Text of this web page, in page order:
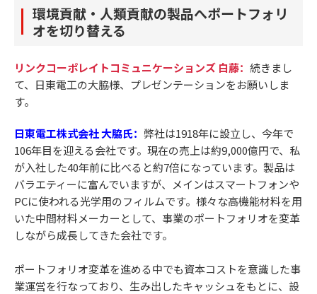
環境貢献・人類貢献の製品へポートフォリ
オを切り替える
リンクコーポレイトコミュニケーションズ 白藤： 続きまし
て、日東電工の大脇様、プレゼンテーションをお願いしま
す。
日東電工株式会社 大脇氏： 弊社は1918年に設立し、今年で
106年目を迎える会社です。現在の売上は約9,000億円で、私
が入社した40年前に比べると約7倍になっています。製品は
バラエティーに富んでいますが、メインはスマートフォンや
PCに使われる光学用のフィルムです。様々な高機能材料を用
いた中間材料メーカーとして、事業のポートフォリオを変革
しながら成長してきた会社です。
ポートフォリオ変革を進める中でも資本コストを意識した事
業運営を行なっており、生み出したキャッシュをもとに、設